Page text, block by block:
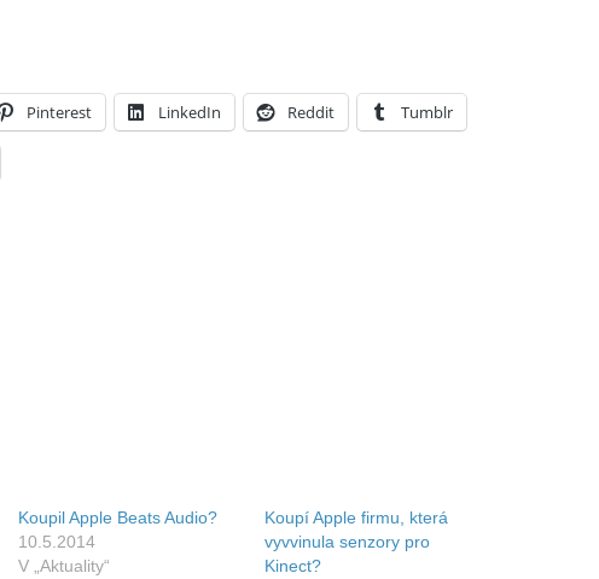
Pinterest LinkedIn Reddit Tumblr
Koupil Apple Beats Audio?
10.5.2014
V „Aktuality“
Koupí Apple firmu, která
vyvvinula senzory pro
Kinect?